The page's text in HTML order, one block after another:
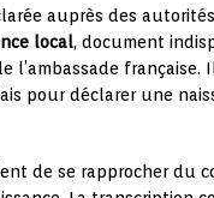
auprès des
local, document
française.
pour déclarer une
de se rapprocher du